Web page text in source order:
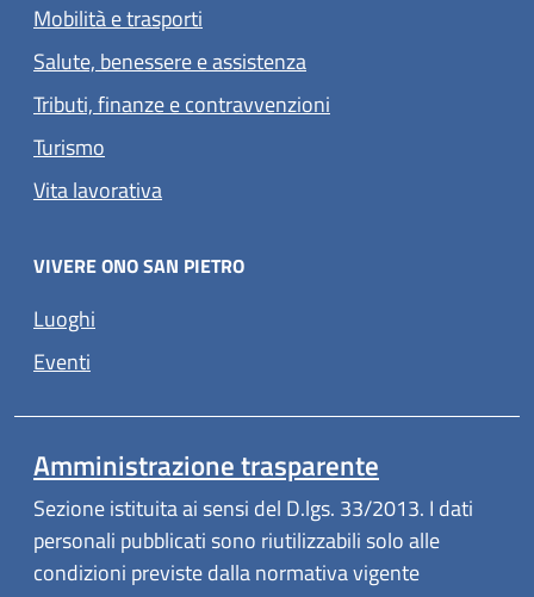
Mobilità e trasporti
Salute, benessere e assistenza
Tributi, finanze e contravvenzioni
Turismo
Vita lavorativa
VIVERE ONO SAN PIETRO
Luoghi
Eventi
Amministrazione trasparente
Sezione istituita ai sensi del D.lgs. 33/2013. I dati
personali pubblicati sono riutilizzabili solo alle
condizioni previste dalla normativa vigente